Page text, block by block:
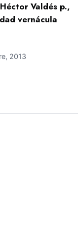
Valdés p.,
vernácula
2013